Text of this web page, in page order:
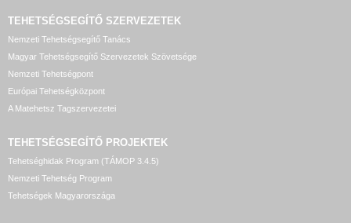
TEHETSÉGSEGÍTŐ SZERVEZETEK
Nemzeti Tehetségsegítő Tanács
Magyar Tehetségsegítő Szervezetek Szövetsége
Nemzeti Tehetségpont
Európai Tehetségközpont
A Matehetsz Tagszervezetei
TEHETSÉGSEGÍTŐ PROJEKTEK
Tehetséghidak Program (TÁMOP 3.4.5)
Nemzeti Tehetség Program
Tehetségek Magyarországa